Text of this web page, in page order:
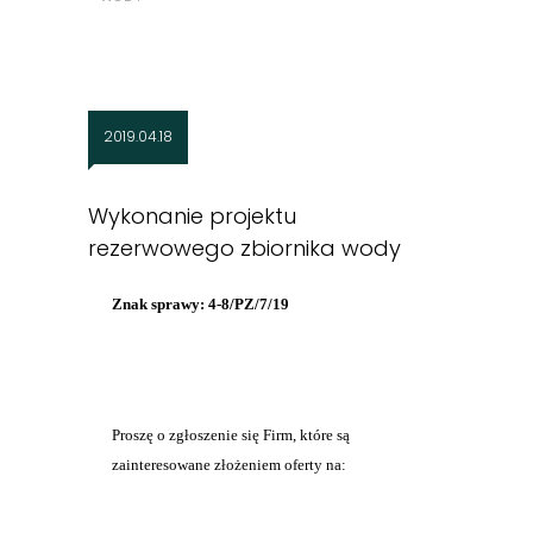
2019.04.18
Wykonanie projektu
rezerwowego zbiornika wody
Znak sprawy: 4-8/PZ/7/19
Proszę o zgłoszenie się Firm, które są
zainteresowane złożeniem oferty na: